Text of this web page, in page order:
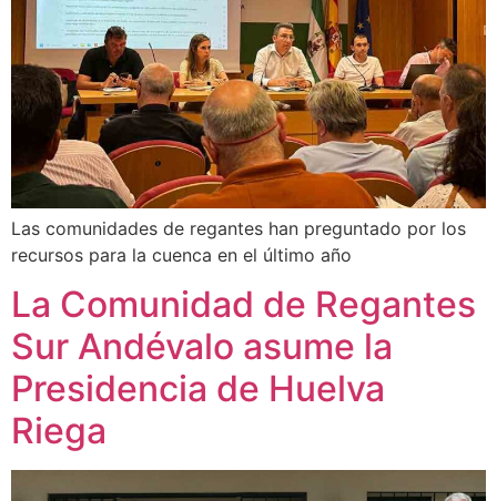
Las comunidades de regantes han preguntado por los
recursos para la cuenca en el último año
La Comunidad de Regantes
Sur Andévalo asume la
Presidencia de Huelva
Riega